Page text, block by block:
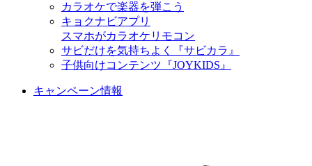
カラオケで楽器を弾こう
キョクナビアプリ
スマホがカラオケリモコン
サビだけを気持ちよく『サビカラ』
子供向けコンテンツ『JOYKIDS』
キャンペーン情報